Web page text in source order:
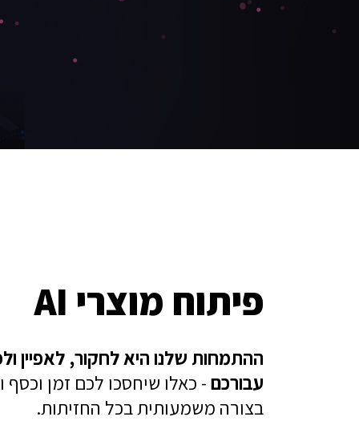
פיתוח מוצרי AI
ההתמחות שלנו היא לחקור, לאפיין
עבורכם- כאלו שיחסכו לכם זמן
בצורה משמעותית בכל החזיתות.